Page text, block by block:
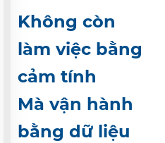
Không còn
làm việc bằng
cảm tính
Mà vận hành
bằng dữ liệu